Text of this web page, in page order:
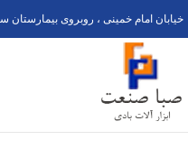
خیابان امام خمینی ، روبروی بیمارستان سینا،مجتمع